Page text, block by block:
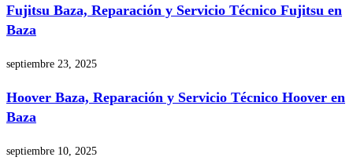
Fujitsu Baza, Reparación y Servicio Técnico Fujitsu en
Baza
septiembre 23, 2025
Hoover Baza, Reparación y Servicio Técnico Hoover en
Baza
septiembre 10, 2025